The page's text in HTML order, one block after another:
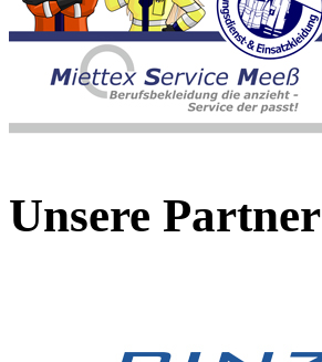
Unsere Partner